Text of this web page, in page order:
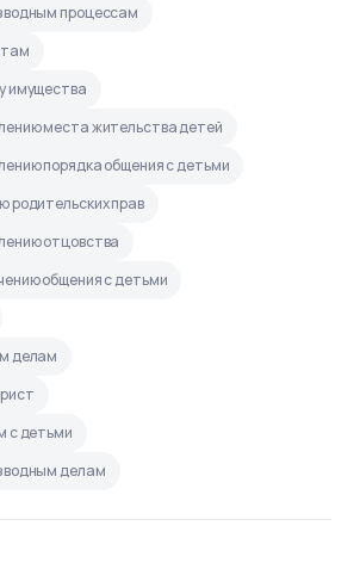
процессам
имущества
места жительства детей
порядка общения с детьми
родительских прав
отцовства
общения с детьми
делам
с детьми
делам